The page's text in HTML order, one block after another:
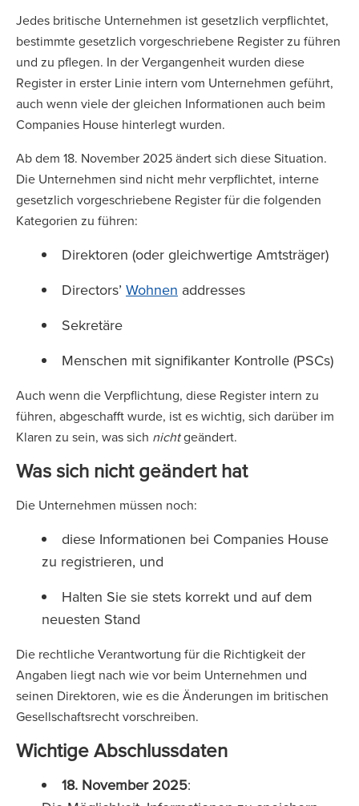
Jedes britische Unternehmen ist gesetzlich verpflichtet,
bestimmte gesetzlich vorgeschriebene Register zu führen
und zu pflegen. In der Vergangenheit wurden diese
Register in erster Linie intern vom Unternehmen geführt,
auch wenn viele der gleichen Informationen auch beim
Companies House hinterlegt wurden.
Ab dem 18. November 2025 ändert sich diese Situation.
Die Unternehmen sind nicht mehr verpflichtet, interne
gesetzlich vorgeschriebene Register für die folgenden
Kategorien zu führen:
Direktoren (oder gleichwertige Amtsträger)
Directors’ Wohnen addresses
Sekretäre
Menschen mit signifikanter Kontrolle (PSCs)
Auch wenn die Verpflichtung, diese Register intern zu
führen, abgeschafft wurde, ist es wichtig, sich darüber im
Klaren zu sein, was sich nichtgeändert.
Was sich nicht geändert hat
Die Unternehmen müssen noch:
diese Informationen bei Companies House
zu registrieren, und
Halten Sie sie stets korrekt und auf dem
neuesten Stand
Die rechtliche Verantwortung für die Richtigkeit der
Angaben liegt nach wie vor beim Unternehmen und
seinen Direktoren, wie es die Änderungen im britischen
Gesellschaftsrecht vorschreiben.
Wichtige Abschlussdaten
18. November 2025: